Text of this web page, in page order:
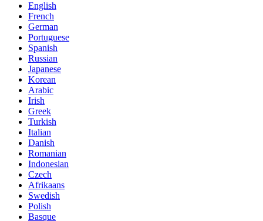
English
French
German
Portuguese
Spanish
Russian
Japanese
Korean
Arabic
Irish
Greek
Turkish
Italian
Danish
Romanian
Indonesian
Czech
Afrikaans
Swedish
Polish
Basque